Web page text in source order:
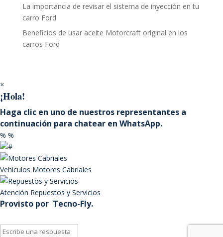
La importancia de revisar el sistema de inyección en tu
carro Ford
Beneficios de usar aceite Motorcraft original en los
carros Ford
×
¡Hola!
Haga clic en uno de nuestros representantes a
continuación para chatear en WhatsApp.
% %
Vehículos Motores Cabriales
Atención Repuestos y Servicios
Provisto por Tecno-Fly.